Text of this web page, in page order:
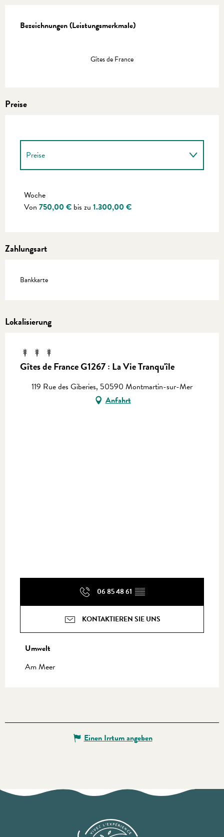
Bezeichnungen (Leistungsmerkmale)
Bezeichnungen (Leistungsmerkmale)
Gîtes de France
Preise
Preise
Woche
Von 750,00 € bis zu 1.300,00 €
Zahlungsart
Bankkarte
Lokalisierung
Gîtes de France G1267 : La Vie Tranqu'île
119 Rue des Giberies, 50590 Montmartin-sur-Mer
Anfahrt
06 85 48 61 ▒▒
KONTAKTIEREN SIE UNS
Umwelt
Umwelt
Am Meer
Einen Irrtum angeben